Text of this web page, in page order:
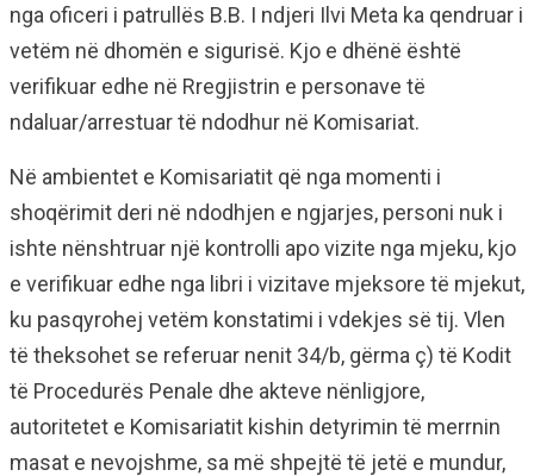
nga oficeri i patrullës B.B. I ndjeri Ilvi Meta ka qendruar i
vetëm në dhomën e sigurisë. Kjo e dhënë është
verifikuar edhe në Rregjistrin e personave të
ndaluar/arrestuar të ndodhur në Komisariat.
Në ambientet e Komisariatit që nga momenti i
shoqërimit deri në ndodhjen e ngjarjes, personi nuk i
ishte nënshtruar një kontrolli apo vizite nga mjeku, kjo
e verifikuar edhe nga libri i vizitave mjeksore të mjekut,
ku pasqyrohej vetëm konstatimi i vdekjes së tij. Vlen
të theksohet se referuar nenit 34/b, gërma ç) të Kodit
të Procedurës Penale dhe akteve nënligjore,
autoritetet e Komisariatit kishin detyrimin të merrnin
masat e nevojshme, sa më shpejtë të jetë e mundur,